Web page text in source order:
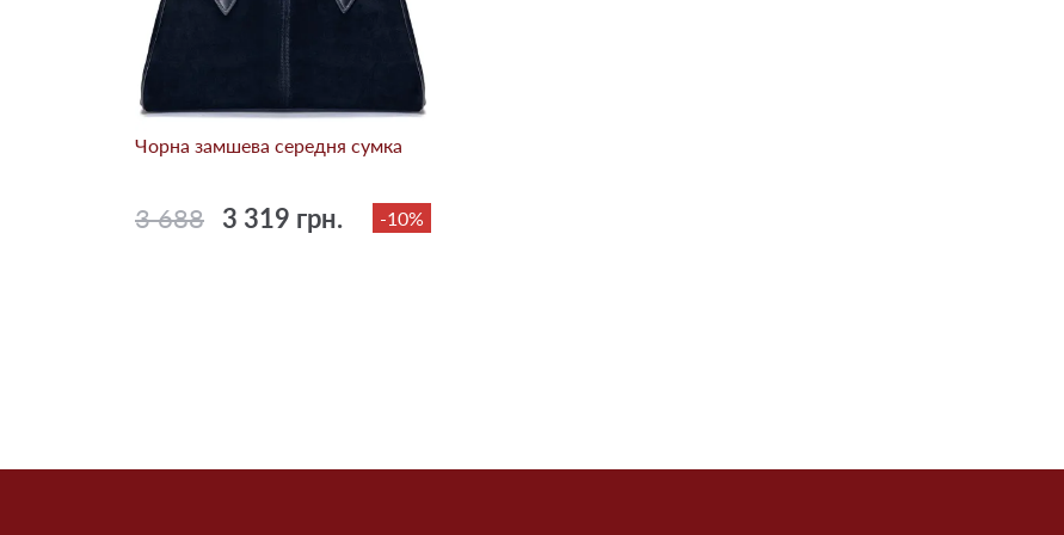
Чорна замшева середня сумка
3 688 3 319 грн. -10%